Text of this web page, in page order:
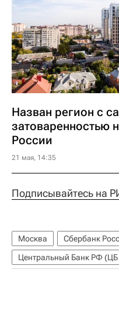
Назван регион с
затоваренностью
России
21 мая, 14:35
Подписывайтесь на
Москва Сбербанк
Центральный Банк РФ